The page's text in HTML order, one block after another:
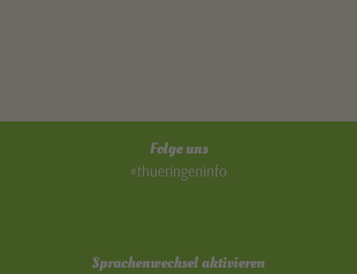
Folge uns
#thueringeninfo
Sprachenwechsel aktivieren